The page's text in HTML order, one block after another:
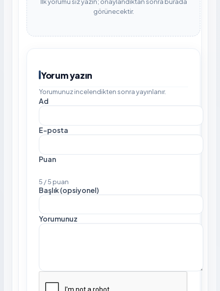
görünecektir.
Yorum yazın
Yorumunuz incelendikten sonra yayınlanır.
Ad
E-posta
Puan
5 / 5 puan
Başlık (opsiyonel)
Yorumunuz